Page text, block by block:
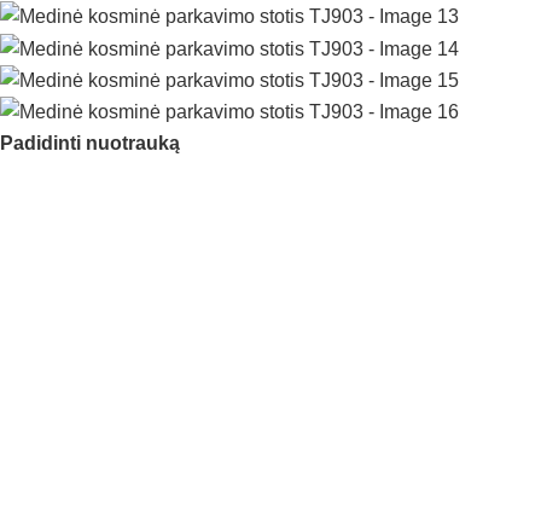
Padidinti nuotrauką